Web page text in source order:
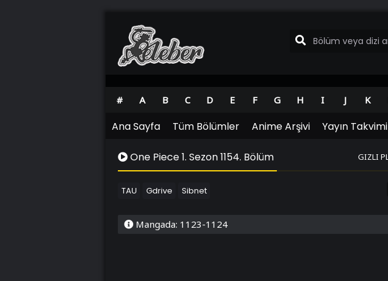
# A B C D E F G H I J K
Ana Sayfa Tüm Bölümler Anime Arşivi Yayın Takvimi
One Piece 1. Sezon 1154. Bölüm GIZLI
TAU Gdrive Sibnet
Mangada: 1123-1124